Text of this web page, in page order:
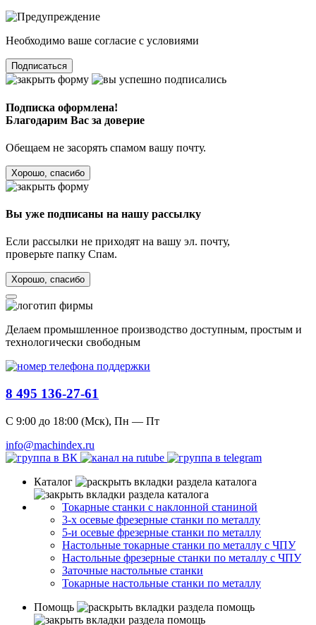
Необходимо ваше согласие с условиями
Подписаться
Подписка оформлена!
Благодарим Вас за доверие
Обещаем не засорять спамом вашу почту.
Хорошо, спасибо
Вы уже подписаны на нашу рассылку
Если рассылки не приходят на вашу эл. почту,
проверьте папку Спам.
Хорошо, спасибо
Делаем промышленное производство доступным, простым и
технологически свободным
8 495 136-27-61
С 9:00 до 18:00 (Мск), Пн — Пт
info@machindex.ru
Каталог
Токарные станки с наклонной станиной
3-х осевые фрезерные станки по металлу
5-и осевые фрезерные станки по металлу
Настольные токарные станки по металлу с ЧПУ
Настольные фрезерные станки по металлу с ЧПУ
Заточные настольные станки
Токарные настольные станки по металлу
Помощь